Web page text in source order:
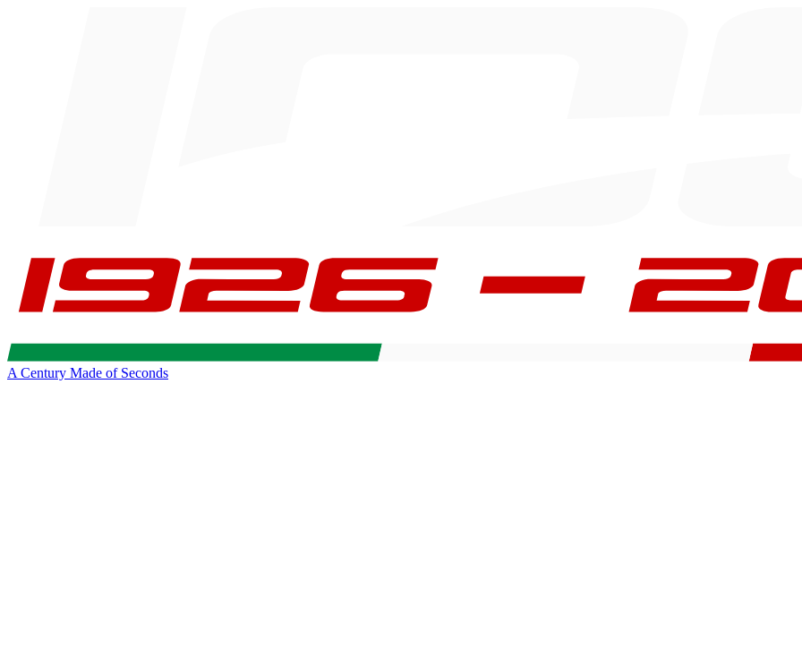
A Century Made of Seconds